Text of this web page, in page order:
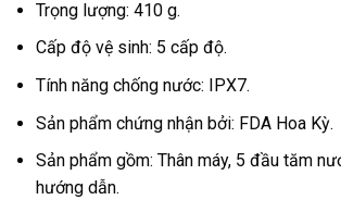
Trọng lượng: 410 g.
Cấp độ vệ sinh: 5 cấp độ.
Tính năng chống nước: IPX7.
Sản phẩm chứng nhận bởi: FDA Hoa Kỳ.
Sản phẩm gồm: Thân máy, 5 đầu tăm
hướng dẫn.